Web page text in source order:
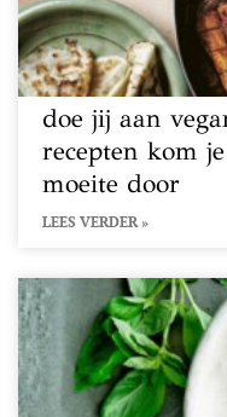
doe jij aan
recepten kom
moeite door
LEES VERDER »